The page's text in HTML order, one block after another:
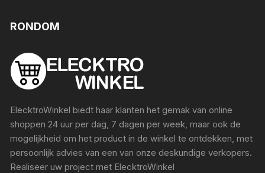
RONDOM
ElecktroWinkel biedt haar klanten het gemak van online
shoppen 24 uur per dag, 7 dagen per week, maar ook de
mogelijkheid om het product in de winkel te ontdekken, met
persoonlijk advies van een van onze deskundige verkopers.
Realiseer uw project met ElecktroWinkel